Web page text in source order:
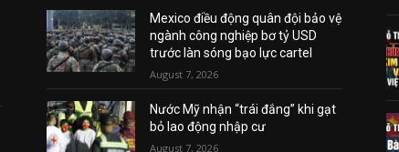
Mexico điều động quân đội bảo vệ
ngành công nghiệp bơ tỷ USD
trước làn sóng bạo lực cartel
August 7, 2026
Nước Mỹ nhận “trái đắng” khi gạt
bỏ lao động nhập cư
August 7, 2026